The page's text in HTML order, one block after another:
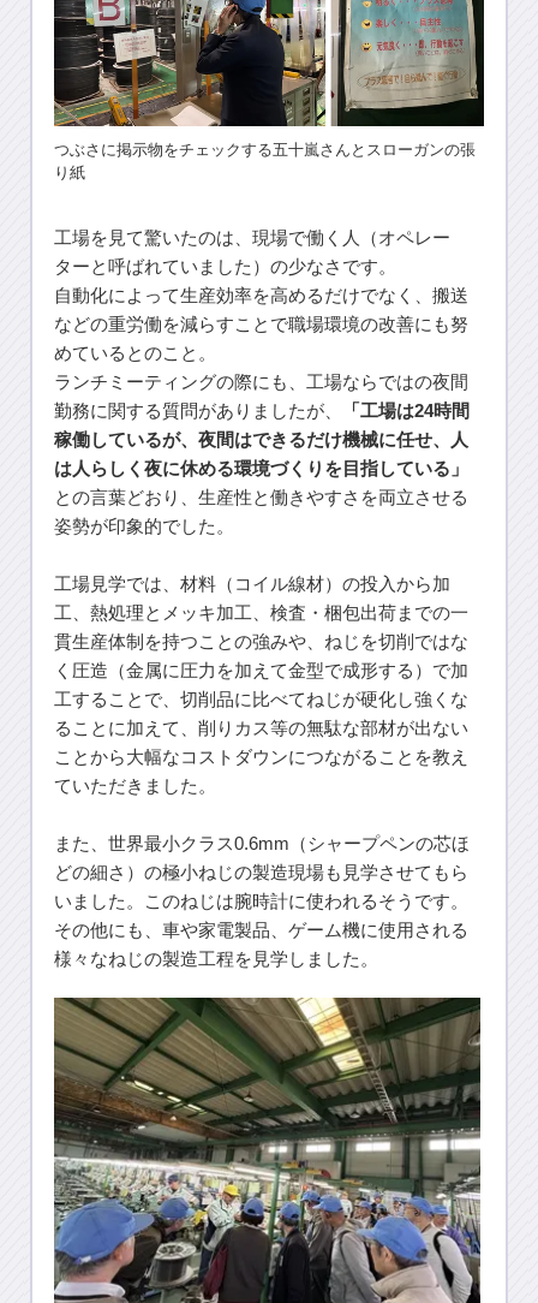
つぶさに掲示物をチェックする五十嵐さんとスローガンの張
り紙
工場を見て驚いたのは、現場で働く人（オペレー
ターと呼ばれていました）の少なさです。
自動化によって生産効率を高めるだけでなく、搬送
などの重労働を減らすことで職場環境の改善にも努
めているとのこと。
ランチミーティングの際にも、工場ならではの夜間
勤務に関する質問がありましたが、
「工場は24時間
稼働しているが、夜間はできるだけ機械に任せ、人
は人らしく夜に休める環境づくりを目指している」
との言葉どおり、生産性と働きやすさを両立させる
姿勢が印象的でした。
工場見学では、材料（コイル線材）の投入から加
工、熱処理とメッキ加工、検査・梱包出荷までの一
貫生産体制を持つことの強みや、ねじを切削ではな
く圧造（金属に圧力を加えて金型で成形する）で加
工することで、切削品に比べてねじが硬化し強くな
ることに加えて、削りカス等の無駄な部材が出ない
ことから大幅なコストダウンにつながることを教え
ていただきました。
また、世界最小クラス0.6mm（シャープペンの芯ほ
どの細さ）の極小ねじの製造現場も見学させてもら
いました。このねじは腕時計に使われるそうです。
その他にも、車や家電製品、ゲーム機に使用される
様々なねじの製造工程を見学しました。